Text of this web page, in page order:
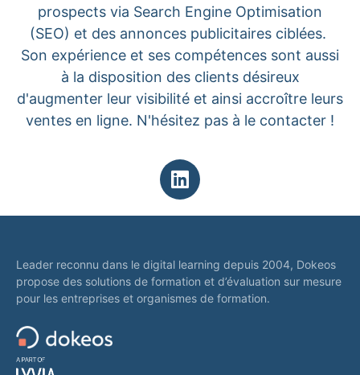
prospects via Search Engine Optimisation
(SEO) et des annonces publicitaires ciblées.
Son expérience et ses compétences sont aussi
à la disposition des clients désireux
d'augmenter leur visibilité et ainsi accroître leurs
ventes en ligne. N'hésitez pas à le contacter !
Leader reconnu dans le digital learning depuis 2004, Dokeos
propose des solutions de formation et d’évaluation sur mesure
pour les entreprises et organismes de formation.